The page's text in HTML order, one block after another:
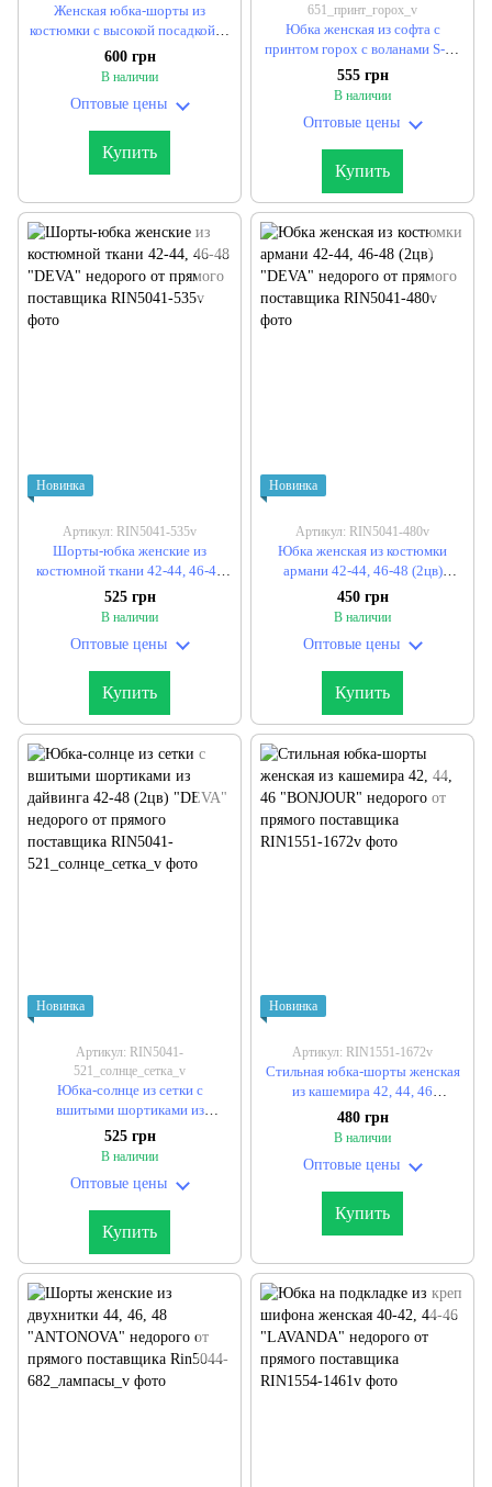
Женская юбка-шорты из
костюмки с высокой посадкой S,
M, L, XL (5цв) "RYSLANA"
недорого от прямого
600 грн
В наличии
Оптовые цены
Купить
651_принт_горох_v
Юбка женская из софта с
принтом горох с воланами S-M,
M-L "ANNVER" недорого от
прямого поставщика
555 грн
В наличии
Оптовые цены
Купить
Новинка
Артикул: RIN5041-535v
Шорты-юбка женские из
костюмной ткани 42-44, 46-48
"DEVA" недорого от прямого
поставщика
525 грн
В наличии
Оптовые цены
Купить
Новинка
Артикул: RIN5041-480v
Юбка женская из костюмки
армани 42-44, 46-48 (2цв)
"DEVA" недорого от прямого
поставщика
450 грн
В наличии
Оптовые цены
Купить
Новинка
Артикул: RIN5041-
521_солнце_сетка_v
Юбка-солнце из сетки с
вшитыми шортиками из
дайвинга 42-48 (2цв) "DEVA"
недорого от прямого
525 грн
В наличии
Оптовые цены
Купить
Новинка
Артикул: RIN1551-1672v
Стильная юбка-шорты женская
из кашемира 42, 44, 46
"BONJOUR" недорого от
прямого поставщика
480 грн
В наличии
Оптовые цены
Купить